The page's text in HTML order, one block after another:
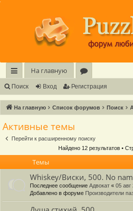
с
ы
лк
и
На главную
о
ру
м
Поиск Вход Регистрация
На главную Список форумов Поиск
Активные темы
Перейти к расширенному поиску
Найдено 12 результатов •
Темы
Whiskey/Виски, 500. No
Последнее сообщение Адвокат « 05 авг
Добавлено в форуме Производители